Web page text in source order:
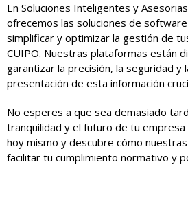
En Soluciones Inteligentes y
ofrecemos las soluciones de
simplificar y optimizar la gestión de
CUIPO. Nuestras plataformas están
garantizar la precisión, la seguridad y
presentación de esta información
No esperes a que sea demasiado
tranquilidad y el futuro de tu empresa
hoy mismo y descubre cómo
facilitar tu cumplimiento normativo y